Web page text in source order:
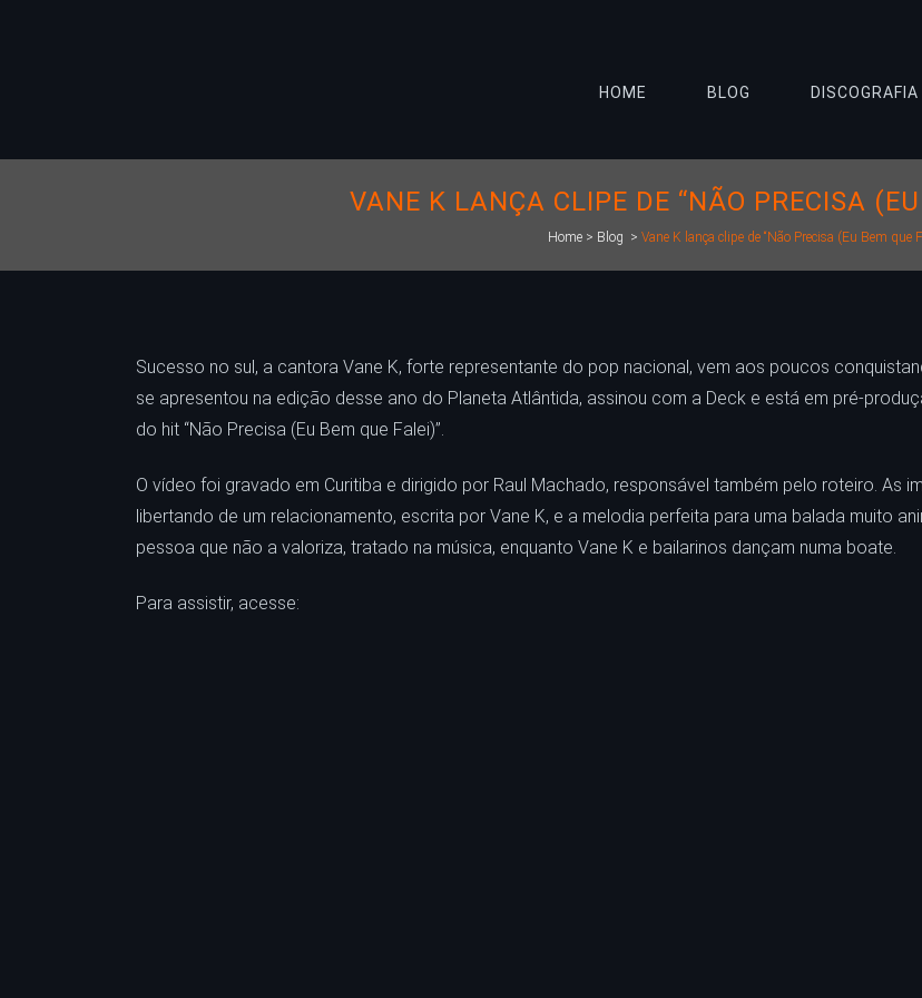
HOME BLOG DISCOGRAFIA
VANE K LANÇA CLIPE DE “NÃO PRECISA
Home> Blog > Vane K lança clipe de “Não Precisa (Eu Bem que
Sucesso no sul, a cantora Vane K, forte representante do pop nacional, vem aos poucos
se apresentou na edição desse ano do Planeta Atlântida, assinou com a Deck e está em pré-
do hit “Não Precisa (Eu Bem que Falei)”.
O vídeo foi gravado em Curitiba e dirigido por Raul Machado, responsável também pelo roteiro. As
libertando de um relacionamento, escrita por Vane K, e a melodia perfeita para uma balada muito
pessoa que não a valoriza, tratado na música, enquanto Vane K e bailarinos dançam numa boate.
Para assistir, acesse: